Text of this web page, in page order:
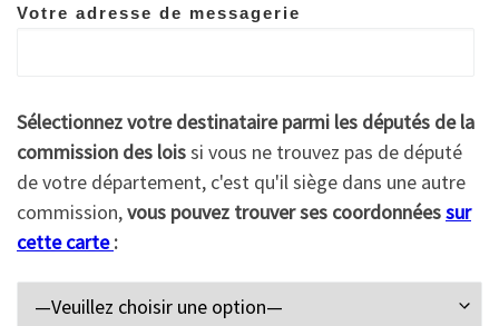
Votre adresse de messagerie
Sélectionnez votre destinataire parmi les députés de la
commission des loissi vous ne trouvez pas de député
de votre département, c'est qu'il siège dans une autre
commission,vous pouvez trouver ses coordonnéessur
cette carte: